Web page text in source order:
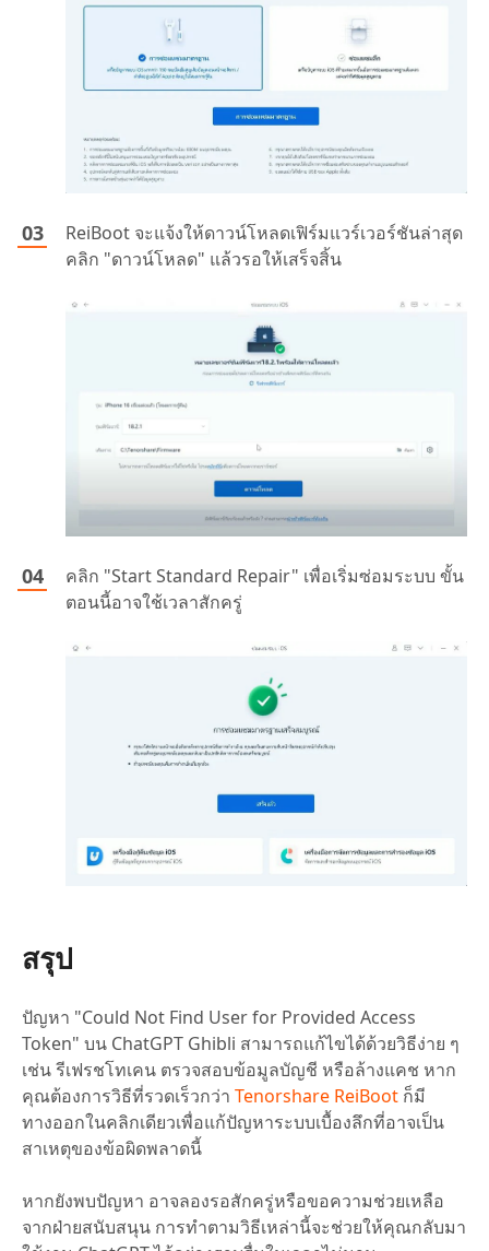
ReiBoot จะแจ้งให้ดาวน์โหลดเฟิร์มแวร์เวอร์ชันล่าสุด
คลิก "ดาวน์โหลด" แล้วรอให้เสร็จสิ้น
คลิก "Start Standard Repair" เพื่อเริ่มซ่อมระบบ ขั้น
ตอนนี้อาจใช้เวลาสักครู่
สรุป
ปัญหา "Could Not Find User for Provided Access
Token" บน ChatGPT Ghibli สามารถแก้ไขได้ด้วยวิธีง่าย ๆ
เช่น รีเฟรชโทเคน ตรวจสอบข้อมูลบัญชี หรือล้างแคช หาก
คุณต้องการวิธีที่รวดเร็วกว่า Tenorshare ReiBoot ก็มี
ทางออกในคลิกเดียวเพื่อแก้ปัญหาระบบเบื้องลึกที่อาจเป็น
สาเหตุของข้อผิดพลาดนี้
หากยังพบปัญหา อาจลองรอสักครู่หรือขอความช่วยเหลือ
จากฝ่ายสนับสนุน การทำตามวิธีเหล่านี้จะช่วยให้คุณกลับมา